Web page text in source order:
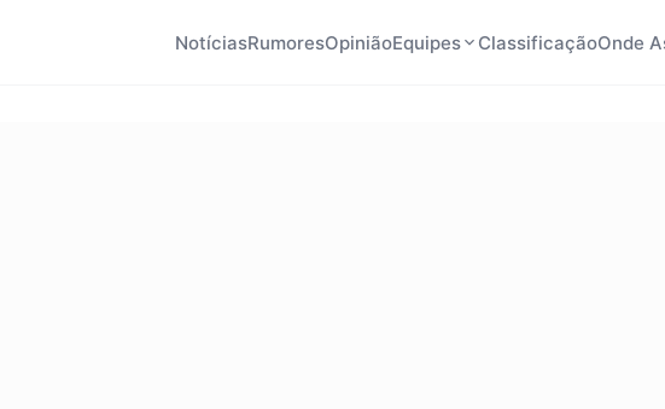
NotíciasRumoresOpiniãoEquipes ClassificaçãoOnde